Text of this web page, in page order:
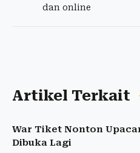
dan online
Artikel Terkait
War Tiket Nonton
Dibuka Lagi